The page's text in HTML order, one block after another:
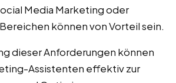
Media Marketing oder
können von Vorteil sein.
dieser Anforderungen können
Assistenten effektiv zur